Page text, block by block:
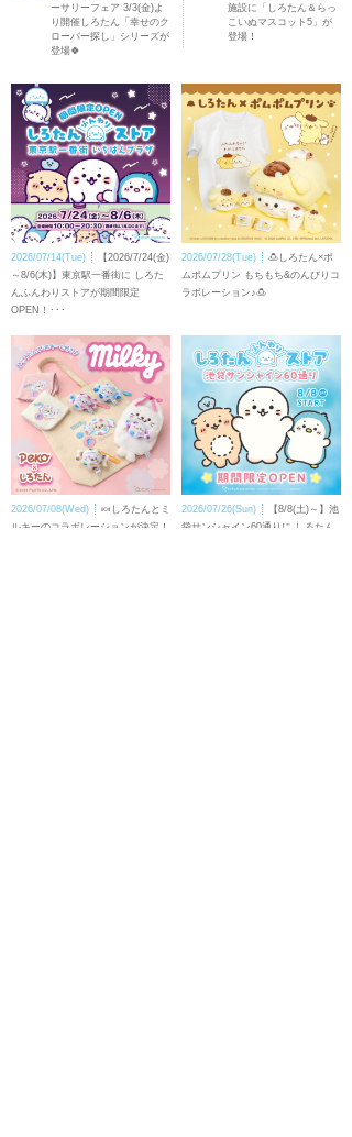
ーサリーフェア 3/3(金)よ
り開催しろたん「幸せのク
ローバー探し」シリーズが
登場🍀
施設に「しろたん＆らっ
こいぬマスコット5」が
登場！
2026/07/14(Tue)
【2026/7/24(金)
～8/6(木)】東京駅一番街に しろた
んふんわりストアが期間限定
OPEN！･･･
2026/07/28(Tue)
🍮しろたん×ポ
ムポムプリン もちもち&のんびりコ
ラボレーション♪🍮
2026/07/08(Wed)
🍬しろたんとミ
ルキーのコラボレーションが決定！
2026/07/26(Sun)
【8/8(土)～】池
袋サンシャイン60通りに しろたん